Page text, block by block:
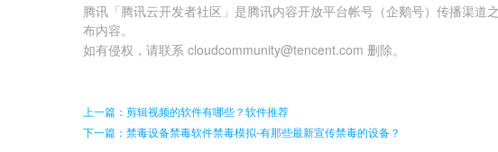
腾讯「腾讯云开发者社区」是腾讯内容开放平台帐号（企鹅号）传播渠道
布内容。
如有侵权，请联系 cloudcommunity@tencent.com 删除。
上一篇：剪辑视频的软件有哪些？软件推荐
下一篇：禁毒设备禁毒软件禁毒模拟-有那些最新宣传禁毒的设备？